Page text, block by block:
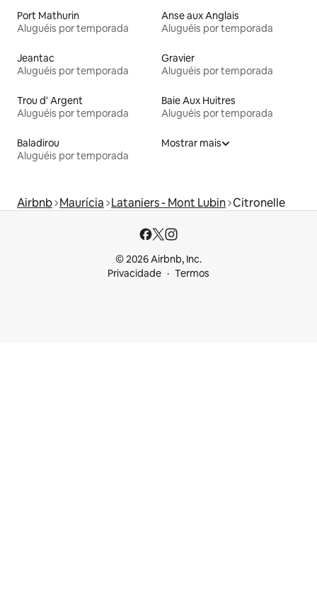
Port Mathurin
Aluguéis por temporada
Anse aux Anglais
Aluguéis por temporada
Jeantac
Aluguéis por temporada
Gravier
Aluguéis por temporada
Trou d' Argent
Aluguéis por temporada
Baie Aux Huitres
Aluguéis por temporada
Baladirou
Aluguéis por temporada
Mostrar mais
Airbnb Maurícia Lataniers - Mont Lubin Citronelle
© 2026 Airbnb, Inc.
Privacidade
Termos